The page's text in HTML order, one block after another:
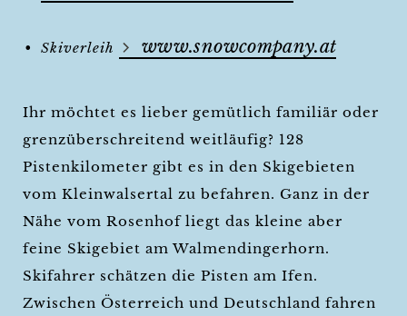
Ihr möchtet es lieber gemütlich familiär oder
grenzüberschreitend weitläufig? 128
Pistenkilometer gibt es in den Skigebieten
vom Kleinwalsertal zu befahren. Ganz in der
Nähe vom Rosenhof liegt das kleine aber
feine Skigebiet am Walmendingerhorn.
Skifahrer schätzen die Pisten am Ifen.
Zwischen Österreich und Deutschland fahren
Skiverleih www.snowcompany.at